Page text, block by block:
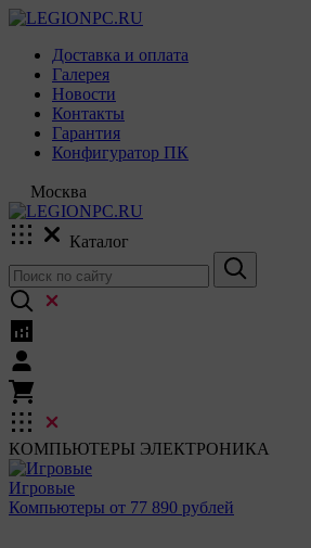
Доставка и оплата
Галерея
Новости
Контакты
Гарантия
Конфигуратор ПК
Москва
Каталог
КОМПЬЮТЕРЫ ЭЛЕКТРОНИКА
Игровые
Компьютеры от 77 890 рублей